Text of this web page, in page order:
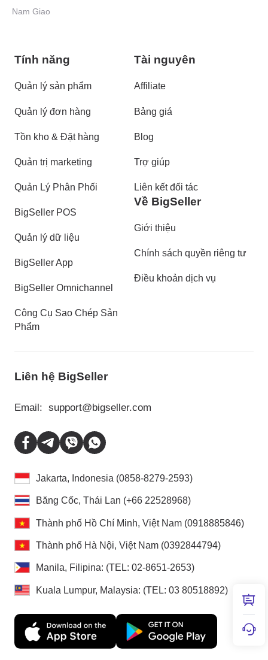
hàng trên TikTok shop
Nam Giao
Tính năng
Quản lý sản phẩm
Quản lý đơn hàng
Tồn kho & Đặt hàng
Quản trị marketing
Quản Lý Phân Phối
BigSeller POS
Quản lý dữ liệu
BigSeller App
BigSeller Omnichannel
Công Cụ Sao Chép Sản
Phẩm
Tài nguyên
Affiliate
Bảng giá
Blog
Trợ giúp
Liên kết đối tác
Về BigSeller
Giới thiệu
Chính sách quyền riêng tư
Điều khoản dịch vụ
Liên hệ BigSeller
Email: support@bigseller.com
Jakarta, Indonesia (0858-8279-2593)
Băng Cốc, Thái Lan (+66 22528968)
Thành phố Hồ Chí Minh, Việt Nam (0918885846)
Thành phố Hà Nội, Việt Nam (0392844794)
Manila, Filipina: (TEL: 02-8651-2653)
Kuala Lumpur, Malaysia: (TEL: 03 80518892)